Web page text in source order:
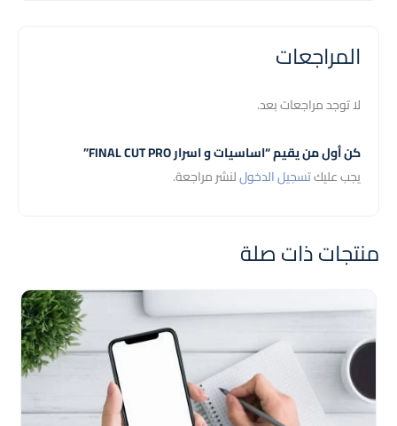
المراجعات
لا توجد مراجعات بعد.
كن أول من يقيم “اساسيات و اسرار FINAL CUT PRO”
يجب عليكتسجيل الدخوللنشر مراجعة.
منتجات ذات صلة